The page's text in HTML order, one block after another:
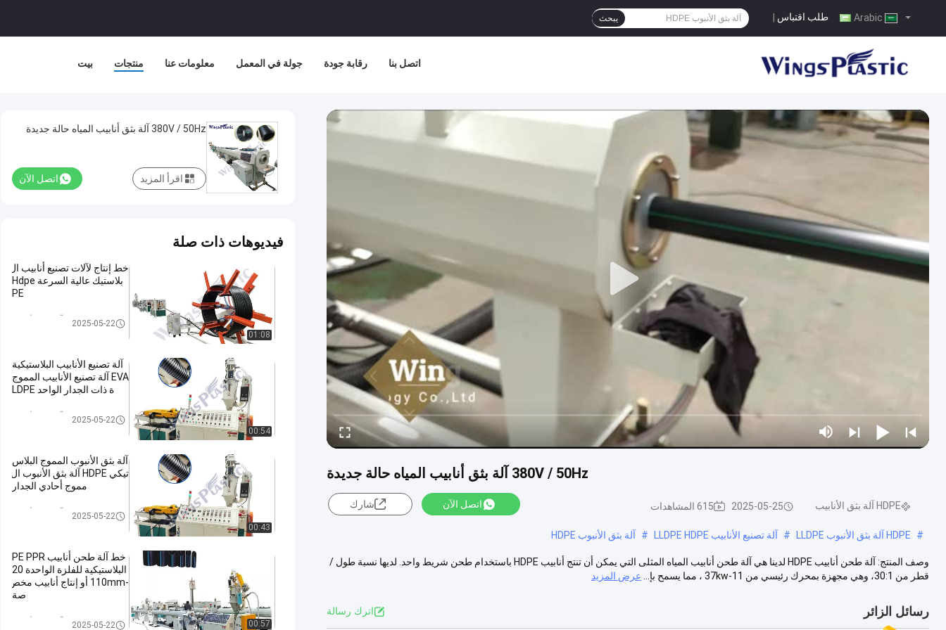
طلب اقتباس يبحث
بيت منتجات معلومات عنا جولة في المعمل رقابة جودة اتصل بنا
380V / 50Hz آلة بثق أنابيب المياه حالة جديدة
HDPE آلة بثق الأنابيب 2025-05-25 615 المشاهدات اتصل الآن شارك
# HDPE آلة بثق الأنبوب LLDPE # آلة تصنيع الأنابيب LLDPE HDPE # آلة بثق الأنبوب HDPE
وصف المنتج: آلة طحن أنابيب HDPE لدينا هي آلة طحن أنابيب المياه المثلى التي يمكن أن تنتج أنابيب HDPE باستخدام طحن شريط واحد. لديها نسبة طول /
قطر من 30:1، وهي مجهزة بمحرك رئيسي من 11-37kw ، مما يسمح بإ...
عرض المزيد
رسائل الزائر اترك رسالة
380V / 50Hz آلة بثق أنابيب المياه حالة جديدة
اتصل الآن اقرأ المزيد
فيديوهات ذات صلة
01:08
خط إنتاج لآلات تصنيع أنابيب ال
بلاستيك عالية السرعة Hdpe
PE
HDPE آلة بثق الأنابيب
2025-05-22
00:54
آلة تصنيع الأنابيب البلاستيكية
EVA آلة تصنيع الأنابيب المموج
ة ذات الجدار الواحد LDPE
HDPE آلة بثق الأنابيب
2025-05-22
00:43
آلة بثق الأنبوب المموج البلاس
تيكي HDPE آلة بثق الأنبوب ال
مموج أحادي الجدار
HDPE آلة بثق الأنابيب
2025-05-22
00:57
خط آلة طحن أنابيب PE PPR
البلاستيكية للفلزة الواحدة 20
-110mm أو إنتاج أنابيب مخص
صة
HDPE آلة بثق الأنابيب
2025-05-22